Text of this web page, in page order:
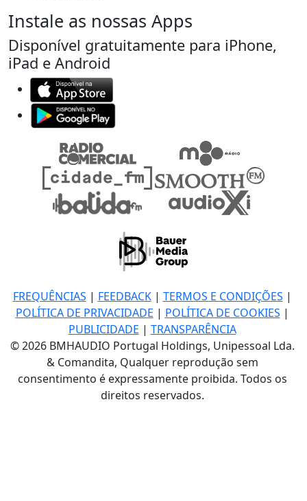
Instale as nossas Apps
Disponível gratuitamente para iPhone,
iPad e Android
FREQUÊNCIAS | FEEDBACK| TERMOS E CONDIÇÕES |
POLÍTICA DE PRIVACIDADE | POLÍTICA DE COOKIES |
PUBLICIDADE | TRANSPARÊNCIA
© 2026 BMHAUDIO Portugal Holdings, Unipessoal Lda.
& Comandita, Qualquer reprodução sem
consentimento é expressamente proibida. Todos os
direitos reservados.